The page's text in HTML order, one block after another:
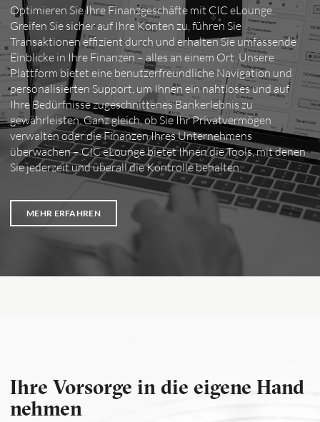
Optimieren Sie Ihre Finanzgeschäfte mit CIC eLounge.
Greifen Sie sicher auf Ihre Konten zu, führen Sie
Transaktionen effizient durch und erhalten Sie umfassende
Einblicke in Ihre Finanzen – alles an einem Ort. Unsere
Plattform bietet eine benutzerfreundliche Navigation und
personalisierten Support, um Ihnen ein nahtloses und auf
Ihre Bedürfnisse zugeschnittenes Bankerlebnis zu
gewährleisten. Ganz gleich, ob Sie Ihr Privatvermögen
verwalten oder die Finanzen Ihres Unternehmens
überwachen – CIC eLounge bietet Ihnen die Tools, mit denen
Sie jederzeit und überall die Kontrolle behalten.
MEHR ERFAHREN
Ihre Vorsorge in die eigene Hand
nehmen